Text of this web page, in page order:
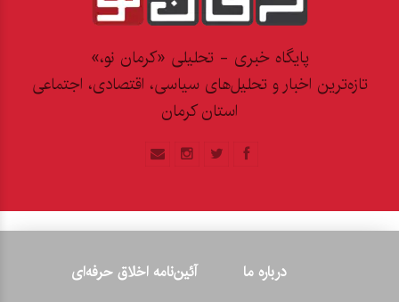
پایگاه خبری - تحلیلی «کرمان نو،»
تازه‌ترین اخبار و تحلیل‌های سیاسی، اقتصادی، اجتماعی
استان کرمان
درباره ما آئین‌نامه اخلاق حرفه‌ای